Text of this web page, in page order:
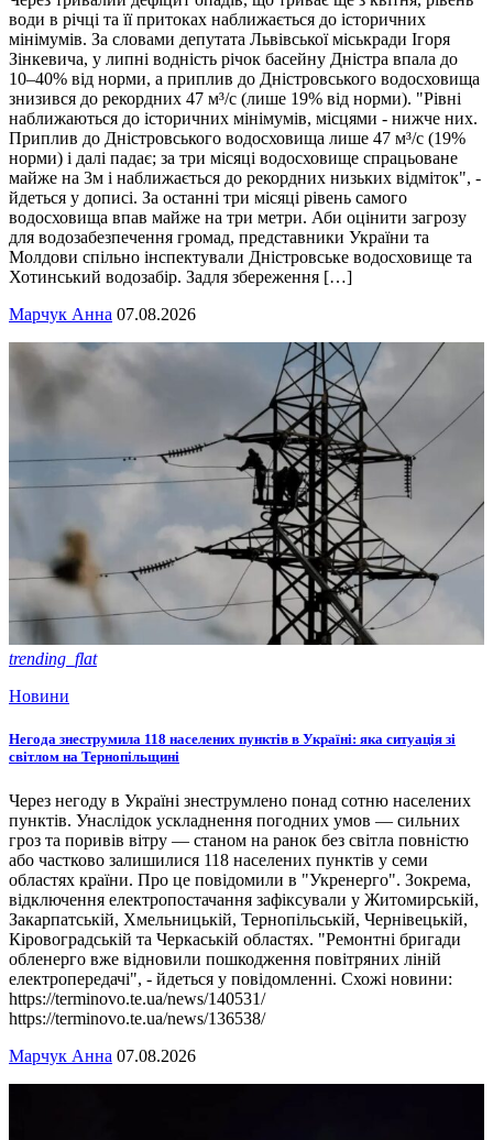
води в річці та її притоках наближається до історичних
мінімумів. За словами депутата Львівської міськради Ігоря
Зінкевича, у липні водність річок басейну Дністра впала до
10–40% від норми, а приплив до Дністровського водосховища
знизився до рекордних 47 м³/с (лише 19% від норми). "Рівні
наближаються до історичних мінімумів, місцями - нижче них.
Приплив до Дністровського водосховища лише 47 м³/с (19%
норми) і далі падає; за три місяці водосховище спрацьоване
майже на 3м і наближається до рекордних низьких відміток", -
йдеться у дописі. За останні три місяці рівень самого
водосховища впав майже на три метри. Аби оцінити загрозу
для водозабезпечення громад, представники України та
Молдови спільно інспектували Дністровське водосховище та
Хотинський водозабір. Задля збереження […]
Марчук Анна 07.08.2026
trending_flat
Новини
Негода знеструмила 118 населених пунктів в Україні: яка ситуація зі
світлом на Тернопільщині
Через негоду в Україні знеструмлено понад сотню населених
пунктів. Унаслідок ускладнення погодних умов — сильних
гроз та поривів вітру — станом на ранок без світла повністю
або частково залишилися 118 населених пунктів у семи
областях країни. Про це повідомили в "Укренерго". Зокрема,
відключення електропостачання зафіксували у Житомирській,
Закарпатській, Хмельницькій, Тернопільській, Чернівецькій,
Кіровоградській та Черкаській областях. "Ремонтні бригади
обленерго вже відновили пошкодження повітряних ліній
електропередачі", - йдеться у повідомленні. Схожі новини:
https://terminovo.te.ua/news/140531/
https://terminovo.te.ua/news/136538/
Марчук Анна 07.08.2026